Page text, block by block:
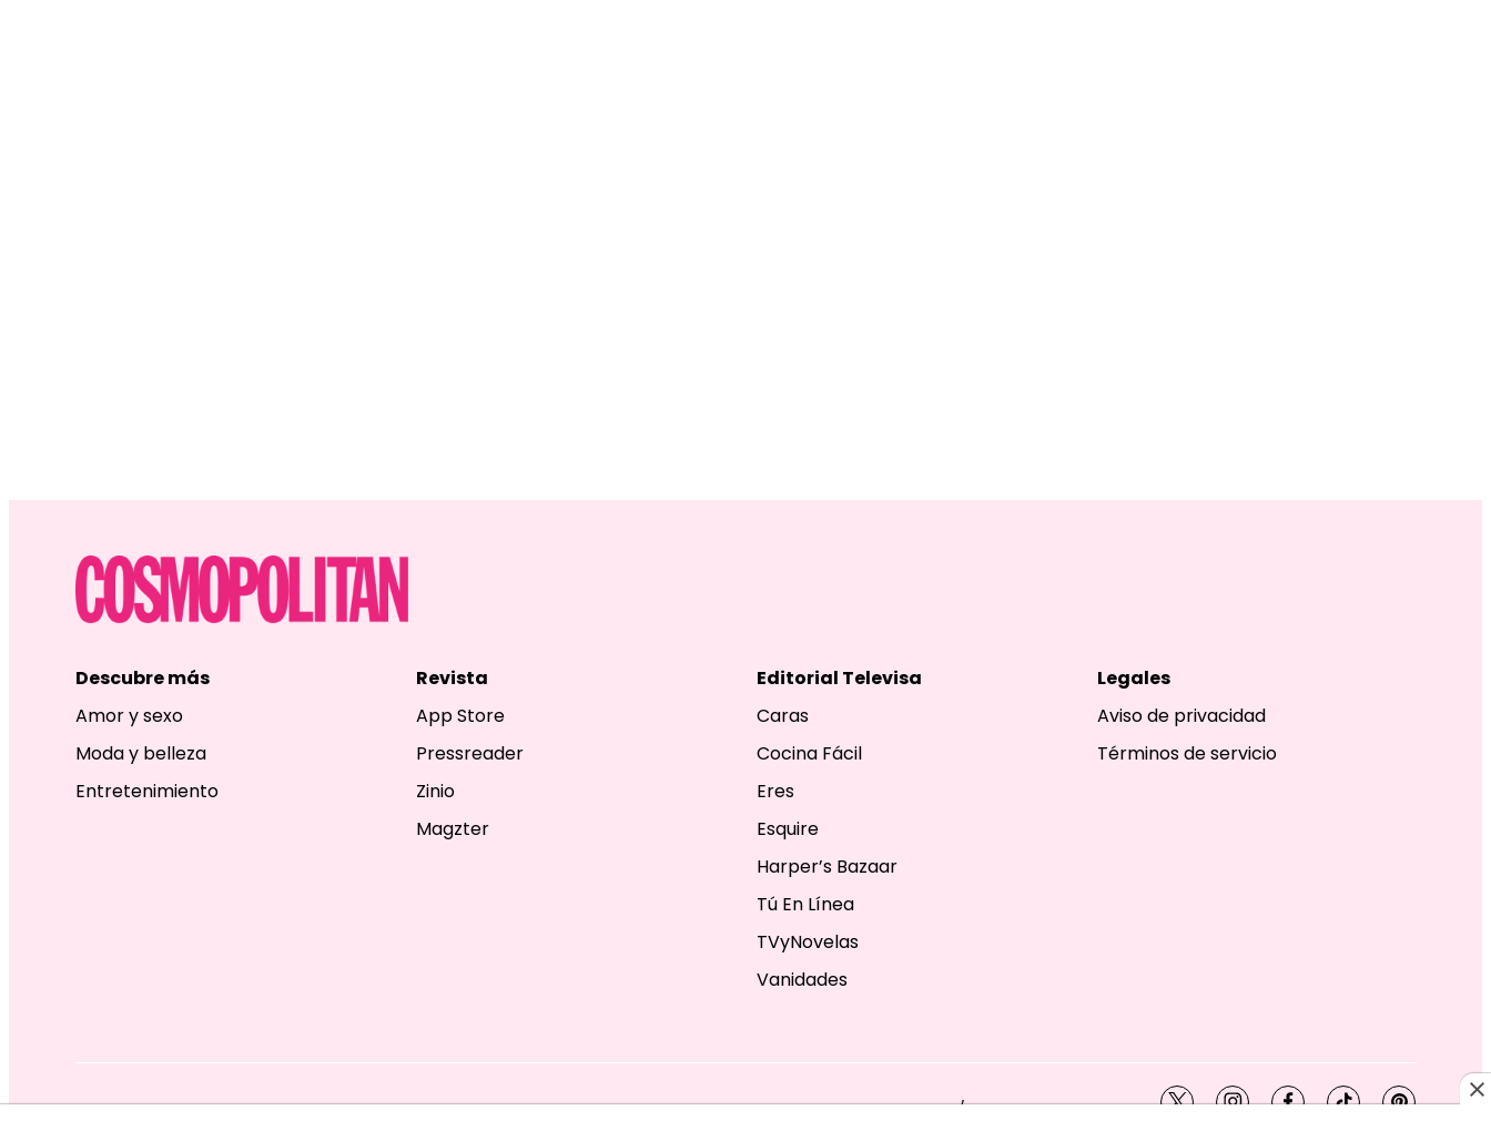
Descubre más
Amor y sexo
Moda y belleza
Entretenimiento
Revista
App Store
Pressreader
Zinio
Magzter
Editorial Televisa
Caras
Cocina Fácil
Eres
Esquire
Harper’s Bazaar
Tú En Línea
TVyNovelas
Vanidades
Legales
Aviso de privacidad
Términos de servicio
EDITORIAL TELEVISA S.A. DE C.V. TODOS LOS DERECHOS RESERVADOS. TBG - EDITORIAL TELEVISA - LIFESTYLES - BEAUTY / FASHION twitterinstagramfacebook
tiktokpinterest